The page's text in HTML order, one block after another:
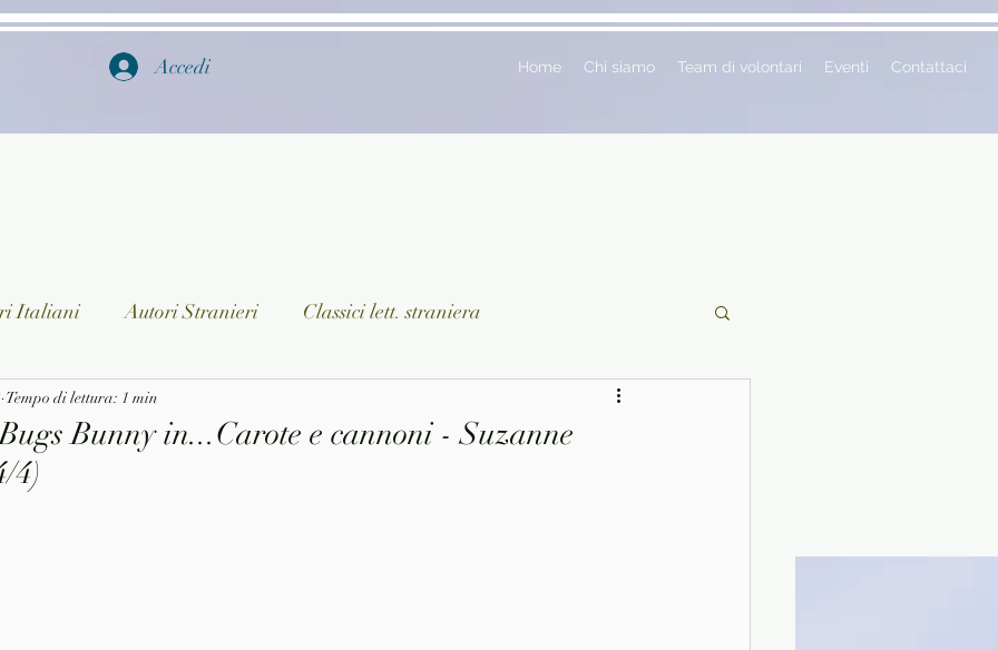
Accedi Home Chi siamo Team di volontari Eventi Contattaci
Italiani Autori Stranieri Classici lett. straniera
Ragazzi
Bunny in...Carote e cannoni - Suzanne
4)
Tempo di lettura: 1 min